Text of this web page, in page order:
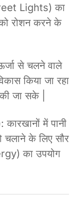
Lights) का
रोशन करने के
से चलने वाले
किया जा रहा
जा सके |
में पानी
चलाने के लिए सौर
का उपयोग